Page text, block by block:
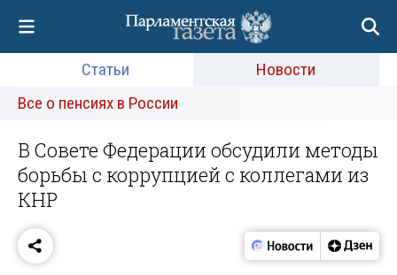
Статьи
Новости
Все о пенсиях в России
В Совете Федерации обсудили методы
борьбы с коррупцией с коллегами из
КНР